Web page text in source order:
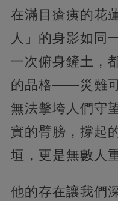
在滿目瘡痍的花
人」的身影如同
一次俯身鏟土，
的品格——災難
無法擊垮人們守
實的臂膀，撐起
垣，更是無數人
他的存在讓我們